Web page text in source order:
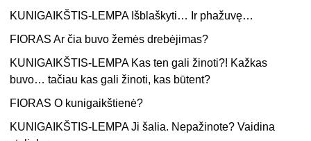
KUNIGAIKŠTIS-LEMPA Išblaškyti… Ir phažuvę…
FIORAS Ar čia buvo žemės drebėjimas?
KUNIGAIKŠTIS-LEMPA Kas ten gali žinoti?! Kažkas
buvo… tačiau kas gali žinoti, kas būtent?
FIORAS O kunigaikštienė?
KUNIGAIKŠTIS-LEMPA Ji šalia. Nepažinote? Vaidina